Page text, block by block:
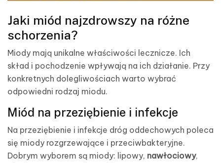
Jaki miód najzdrowszy na różne
schorzenia?
Miody mają unikalne właściwości lecznicze. Ich
skład i pochodzenie wpływają na ich działanie. Przy
konkretnych dolegliwościach warto wybrać
odpowiedni rodzaj miodu.
Miód na przeziębienie i infekcje
Na przeziębienie i infekcje dróg oddechowych poleca
się miody rozgrzewające i przeciwbakteryjne.
Dobrym wyborem są miody: lipowy, nawłociowy,